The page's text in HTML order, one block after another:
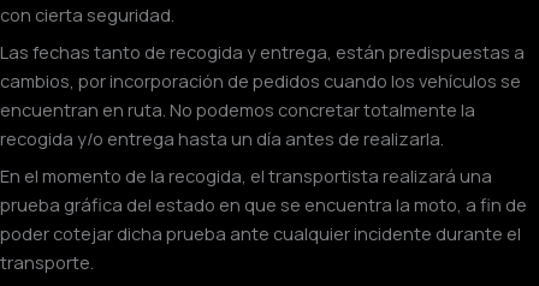
con cierta seguridad.
Las fechas tanto de recogida y entrega, están predispuestas a
cambios, por incorporación de pedidos cuando los vehículos se
encuentran en ruta. No podemos concretar totalmente la
recogida y/o entrega hasta un día antes de realizarla.
En el momento de la recogida, el transportista realizará una
prueba gráfica del estado en que se encuentra la moto, a fin de
poder cotejar dicha prueba ante cualquier incidente durante el
transporte.